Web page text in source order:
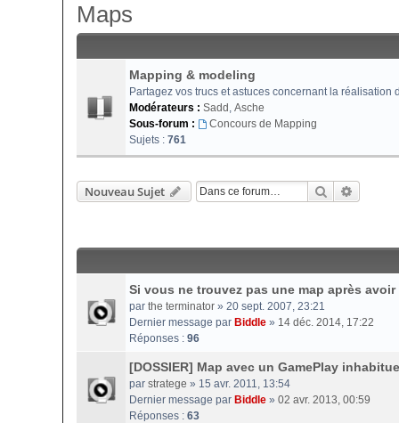
Rejoignez-nous sur le discord Urban Terror
l'évolution
Maps
Mapping & modeling
Partagez vos trucs et astuces concernant la réalisation
Modérateurs : Sadd , Asche
Sous-forum :
Concours de Mapping
Sujets : 761
Nouveau Sujet Rechercher
Si vous ne trouvez pas une map après avoir
par the terminator » 20 sept. 2007, 23:21
Dernier message par Biddle » 14 déc. 2014, 17:22
Réponses : 96
[DOSSIER] Map avec un GamePlay
par stratege » 15 avr. 2011, 13:54
Dernier message par Biddle » 02 avr. 2013, 00:59
Réponses : 63